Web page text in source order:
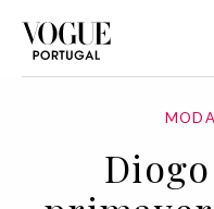
MODA